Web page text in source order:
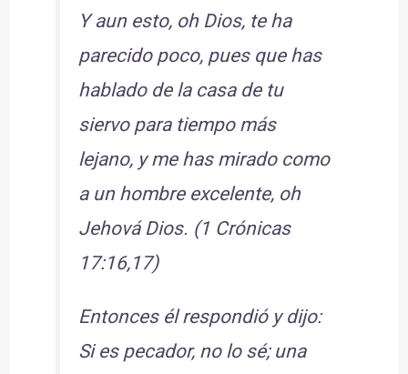
Y aun esto, oh Dios, te ha
parecido poco, pues que has
hablado de la casa de tu
siervo para tiempo más
lejano, y me has mirado como
a un hombre excelente, oh
Jehová Dios. (1 Crónicas
17:16,17)
Entonces él respondió y dijo:
Si es pecador, no lo sé; una